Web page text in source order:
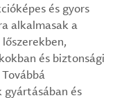
és gyors
alkalmasak a
és biztonsági
és